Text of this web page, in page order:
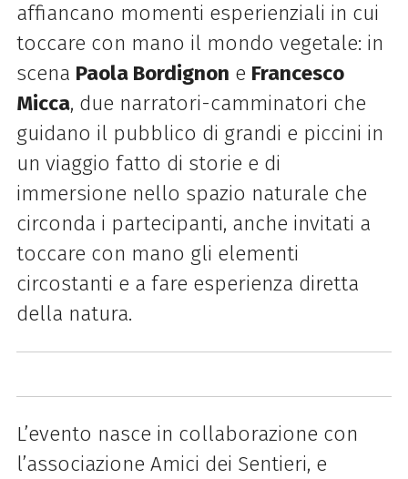
affiancano momenti esperienziali in cui
toccare con mano il mondo vegetale: in
scena Paola Bordignon e Francesco
Micca, due narratori-camminatori che
guidano il pubblico di grandi e piccini in
un viaggio fatto di storie e di
immersione nello spazio naturale che
circonda i partecipanti, anche invitati a
toccare con mano gli elementi
circostanti e a fare esperienza diretta
della natura.
L’evento nasce in collaborazione con
l’associazione Amici dei Sentieri, e